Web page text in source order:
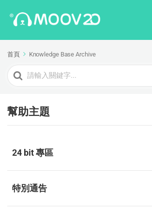
首頁 Knowledge Base Archive
Search
For
幫助主題
24 bit 專區
特別通告